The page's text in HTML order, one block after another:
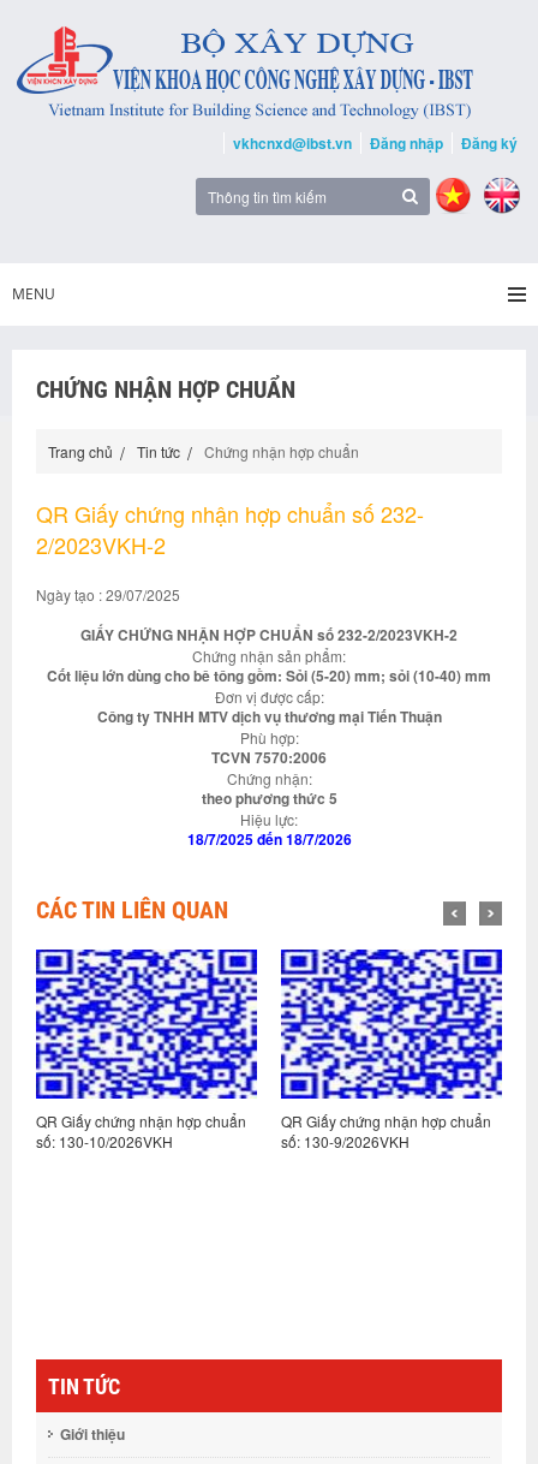
vkhcnxd@ibst.vn Đăng nhập Đăng ký
MENU
CHỨNG NHẬN HỢP CHUẨN
Trang chủ Tin tức Chứng nhận hợp chuẩn
QR Giấy chứng nhận hợp chuẩn số 232-
2/2023VKH-2
Ngày tạo : 29/07/2025
GIẤY CHỨNG NHẬN HỢP CHUẨN số 232-2/2023VKH-2
Chứng nhận sản phẩm:
Cốt liệu lớn dùng cho bê tông gồm: Sỏi (5-20) mm; sỏi (10-40) mm
Đơn vị được cấp:
Công ty TNHH MTV dịch vụ thương mại Tiến Thuận
Phù hợp:
TCVN 7570:2006
Chứng nhận:
theo phương thức 5
Hiệu lực:
18/7/2025 đến 18/7/2026
CÁC TIN LIÊN QUAN
QR Giấy chứng nhận hợp chuẩn
số: 130-10/2026VKH
QR Giấy chứng nhận hợp chuẩn
số: 130-9/2026VKH
TIN TỨC
Giới thiệu